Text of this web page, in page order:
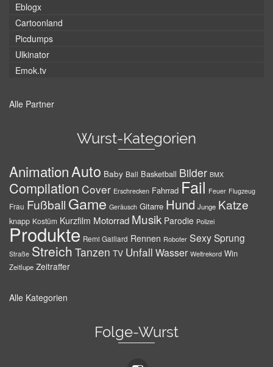
Eblogx
Cartoonland
Picdumps
Ulkinator
Emok.tv
Alle Partner
Wurst-Kategorien
AnimationAuto Baby Ball Basketball Bilder BMX
Compilation Cover Erschrecken Fahrrad Fail Feuer Flugzeug
Frau Fußball Game Geräusch Gitarre Hund Junge Katze
knapp Kostüm Kurzfilm Motorrad Musik Parodie Polizei
Produkte Remi Gaillard Rennen Roboter SexySprung
Straße Streich Tanzen TV Unfall Wasser Weltrekord Win
Zeitlupe Zeitraffer
Alle Kategorien
Folge-Wurst